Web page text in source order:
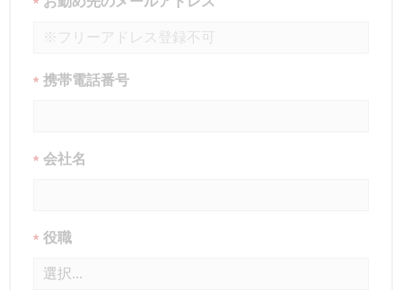
*
* 携帯電話番号
* 会社名
* 役職